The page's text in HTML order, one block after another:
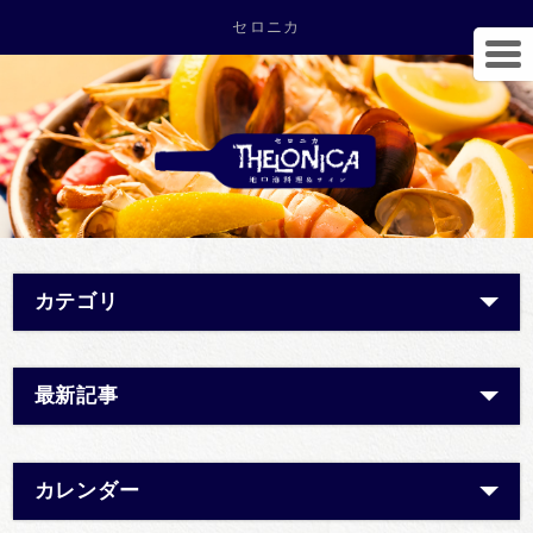
セロニカ
カテゴリ
最新記事
カレンダー